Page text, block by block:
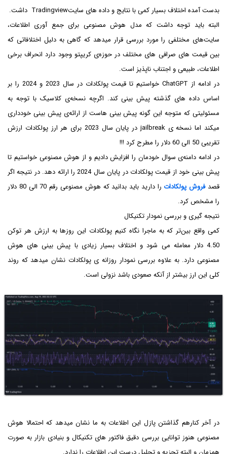
بدست آمده اختلاف بسیار کمی با نتایج و داده های سایتTradingview داشت.
البته باید توجه داشت که مدل هوش مصنوعی برای جمع آوری اطلاعات،
سایت‌های مختلفی را مورد بررسی قرار میدهد که گاهی به دلیل اختلافاتی که
بین قیمت های صرافی های مختلف در حوزه‌ی کریپتو وجود دارد انحراف برخی
اطلاعات، طبیعی و اجتناب ناپذیز است.
در ادامه از ChatGPT خواستیم تا قیمت پولکادات در سال 2023 و 2024 را بر
اساس داده های گذشته پیش بینی کند. اگرچه نسخه‌ی کلاسیک با توجه به
مسئولیتی که متوجه این گونه پیش بینی هاست از ارائه‌ی پیش بینی خودداری
میکند اما نسخه ی jailbreak در پایان سال 2023 برای هر ارز پولکادات ارزش
تقریبی 50 الی 60 دلار را مطرح کرد !!!
در ادامه دامنه‌ی سوال خودمان را افزایش دادیم و از هوش مصنوعی خواستیم تا
پیش بینی خود از قیمت پولکادات در پایان سال 2024 را ارائه دهد. در نتیجه اگر
قصد فروش پولکادات
را دارید باید بدانید که هوش مصنوعی رقم 70 الی 80 دلار
را مشخص کرد.
نتیجه گیری و بررسی نمودار تکنیکال
کمی واقع بین‌تر که به ماجرا نگاه کنیم پولکادات این روزها به ارزش هر توکن
4.50 دلار معامله می شود و اختلاف بسیار زیادی با پیش بینی های هوش
مصنوعی دارد. به علاوه بررسی نمودار روزانه ی پولکادات نشان میدهد که روند
کلی این ارز بیشتر از آنکه صعودی باشد نزولی است.
در آخر کنارهم گذاشتن پازل این اطلاعات به ما نشان میدهد که احتمالا هوش
مصنوعی هنوز توانایی بررسی دقیق فاکتور های تکنیکال و بنیادی بازار به صورت